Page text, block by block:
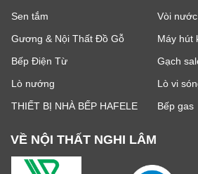
Sen tắm
Vòi nước
Gương & Nội Thất Đồ Gỗ
Máy hút
Bếp Điện Từ
Gạch
Lò nướng
Lò vi
THIẾT BỊ NHÀ BẾP HAFELE
Bếp gas
VỀ NỘI THẤT NGHI LÂM